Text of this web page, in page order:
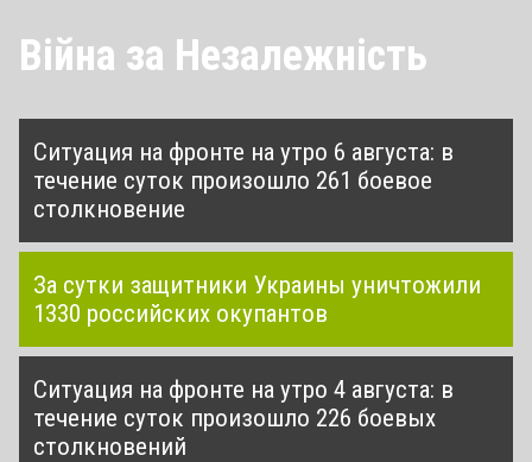
Війна за Незалежність
Ситуация на фронте на утро 6 августа: в
течение суток произошло 261 боевое
столкновение
За сутки защитники Украины уничтожили
1330 российских окупантов
Ситуация на фронте на утро 4 августа: в
течение суток произошло 226 боевых
столкновений